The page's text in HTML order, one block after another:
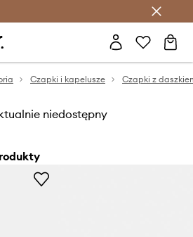
z Answear Club >
Czapki i kapelusze Czapki z
niedostępny